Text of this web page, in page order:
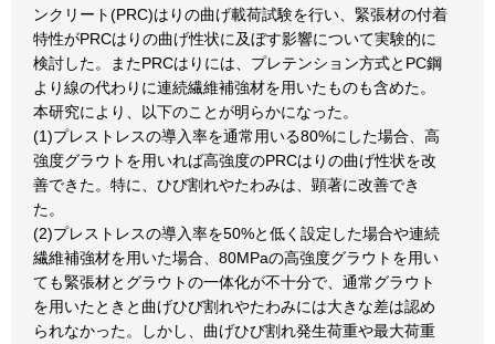
ンクリート(PRC)はりの曲げ載荷試験を行い、緊張材の付着
特性がPRCはりの曲げ性状に及ぼす影響について実験的に
検討した。またPRCはりには、プレテンション方式とPC鋼
より線の代わりに連続繊維補強材を用いたものも含めた。
本研究により、以下のことが明らかになった。
(1)プレストレスの導入率を通常用いる80%にした場合、高
強度グラウトを用いれば高強度のPRCはりの曲げ性状を改
善できた。特に、ひび割れやたわみは、顕著に改善でき
た。
(2)プレストレスの導入率を50%と低く設定した場合や連続
繊維補強材を用いた場合、80MPaの高強度グラウトを用い
ても緊張材とグラウトの一体化が不十分で、通常グラウト
を用いたときと曲げひび割れやたわみには大きな差は認め
られなかった。しかし、曲げひび割れ発生荷重や最大荷重